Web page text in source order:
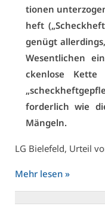
tio­nen
heft
ge­nügt
We­sent­li­chen
cken­lo­se
for­der­lich wie
Män­geln.
LG Bie­le­feld, Ur­teil
Mehr le­sen »